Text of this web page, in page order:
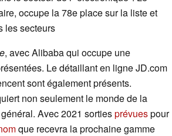
occupe la 78e place sur la liste et
les secteurs
, avec Alibaba qui occupe une
Le détaillant en ligne JD.com
sont également présents.
non seulement le monde de la
Avec 2021 sortiesprévuespour
que recevra la prochaine gamme